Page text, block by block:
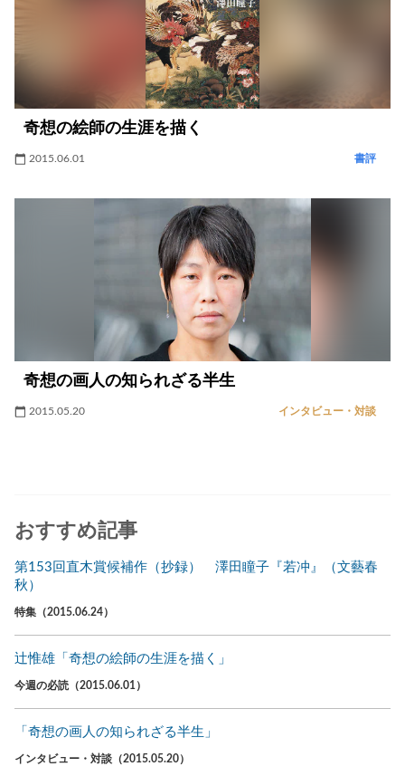
奇想の絵師の生涯を描く
2015.06.01 書評
奇想の画人の知られざる半生
2015.05.20 インタビュー・対談
おすすめ記事
第153回直木賞候補作（抄録） 澤田瞳子『若冲』（文藝春
秋）
特集（2015.06.24）
辻惟雄「奇想の絵師の生涯を描く」
今週の必読（2015.06.01）
「奇想の画人の知られざる半生」
インタビュー・対談（2015.05.20）